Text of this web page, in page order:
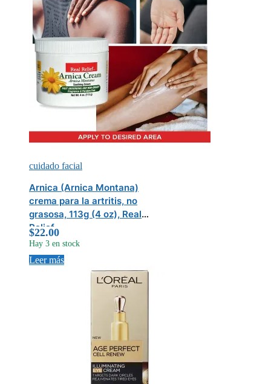
cuidado facial
Arnica (Arnica Montana)
crema para la artritis, no
grasosa, 113g (4 oz), Real
Relief
$22.00
Hay 3 en stock
Leer más